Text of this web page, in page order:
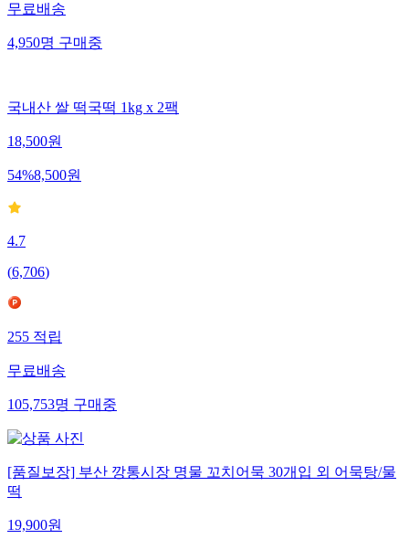
무료배송
4,950명 구매중
국내산 쌀 떡국떡 1kg x 2팩
18,500원
54%8,500원
4.7
(6,706)
255적립
무료배송
105,753명구매중
[품질보장] 부산 깡통시장 명물 꼬치어묵 30개입 외 어묵탕/물
떡
19,900원